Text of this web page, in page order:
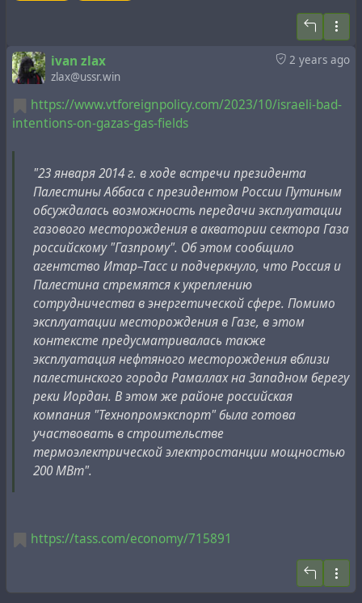
палестинских территорий также осложняют
вопрос о том, кому принадлежит газовое
месторождение Gaza Marine. Хотя в соответствии
под юрисдикцией Палестинской автономии,
израильские войска препятствуют физическому
Год назад турецкоеинформационное агентство
"Анадолу" сообщило, что "Палестинцы близки к
достижению соглашения с Египтом по газовому
месторождению в Газе: Морское газовое
месторождение будет введено в эксплуатацию в
течение 30 месяцев после подписания сделки". А
около 5 месяцев назад Рейтерс сообщил, что:
Израиль дал предварительное согласие на
разработку газового месторождения у берегов
сектора Газа, отметив при этом, что для этого
потребуется согласование мер безопасности с
Палестинской администрацией и соседним
Египтом.
"Мы ждем, когда станет известно, на что именно
чиновников.
Официальный представитель ХАМАСа Исмаил
2 years ago
ivan zlax
zlax@ussr.win
https://www.vtforeignpolicy.com/2023/10/israeli-bad-
intentions-on-gazas-gas-fields
"23 января 2014 г. в ходе встречи президента
Палестины Аббаса с президентом России Путиным
обсуждалась возможность передачи эксплуатации
газового месторождения в акватории сектора Газа
российскому "Газпрому". Об этом сообщило
агентство Итар–Тасс и подчеркнуло, что Россия и
Палестина стремятся к укреплению
сотрудничества в энергетической сфере. Помимо
эксплуатации месторождения в Газе, в этом
контексте предусматривалась также
эксплуатация нефтяного месторождения вблизи
палестинского города Рамаллах на Западном берегу
реки Иордан. В этом же районе российская
компания "Технопромэкспорт" была готова
участвовать в строительстве
термоэлектрической электростанции мощностью
200 МВт".
https://tass.com/economy/715891